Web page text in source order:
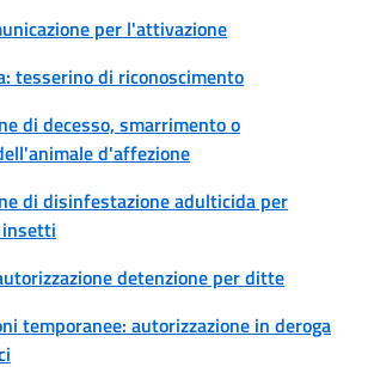
per l'attivazione
tesserino di riconoscimento
di decesso, smarrimento o
d'affezione
di disinfestazione adulticida per
detenzione per ditte
temporanee: autorizzazione in deroga